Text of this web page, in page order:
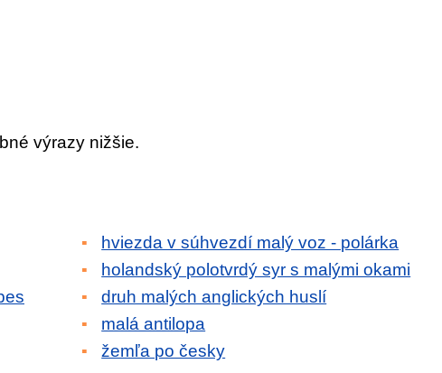
výrazy nižšie.
hviezda v súhvezdí malý voz - polárka
holandský polotvrdý syr s malými okami
druh malých anglických huslí
malá antilopa
žemľa po česky